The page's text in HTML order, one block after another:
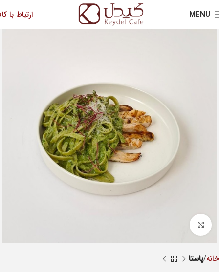
MENU ارتباط با
Click to enlarge
خانه پاستا